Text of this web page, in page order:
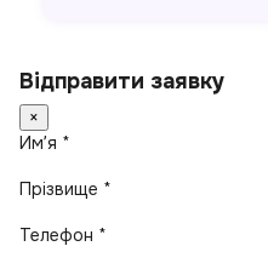
Відправити заявку
×
Имʼя *
Прізвище *
Телефон *